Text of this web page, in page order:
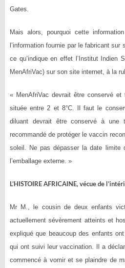
Gates.
Mais alors, pourquoi cette
l’information fournie par le fabricant
ce qu’indique en effet l’Institut Indien
MenAfriVac) sur son site internet, à la
« MenAfriVac devrait être conservé et
située entre 2 et 8°C. Il faut le
diluant devrait être conservé à une
recommandé de protéger le vaccin
soleil. Ne pas dépasser la date limite
l’emballage externe. »
L’HISTOIRE AFRICAINE, vécue de
Mr M., le cousin de deux enfants
actuellement sévèrement atteints et
expliqué que beaucoup des enfants
qui ont suivi leur vaccination. Il a
commencé à vomir et se plaindre de